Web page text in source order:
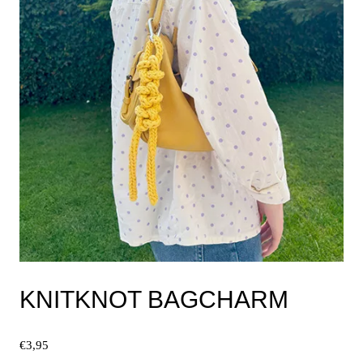
der
Produktseite
gewählt
werden
KNITKNOT BAGCHARM
€3,95